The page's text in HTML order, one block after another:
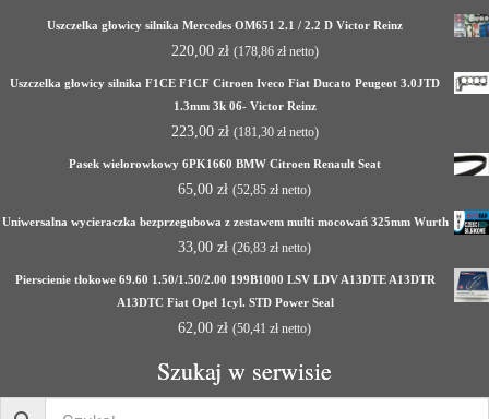
Uszczelka głowicy silnika Mercedes OM651 2.1 / 2.2 D Victor Reinz
220,00 zł (178,86 złnetto)
Uszczelka głowicy silnika F1CE F1CF Citroen Iveco Fiat Ducato Peugeot 3.0JTD
1.3mm 3k 06- Victor Reinz
223,00 zł (181,30 złnetto)
Pasek wielorowkowy 6PK1660 BMW Citroen Renault Seat
65,00 zł (52,85 zł netto)
Uniwersalna wycieraczka bezprzegubowa z zestawem multi mocowań 325mm Wurth
33,00 zł (26,83 zł netto)
Pierscienie tłokowe 69.60 1.50/1.50/2.00 199B1000 LSV LDV A13DTE A13DTR
A13DTC Fiat Opel 1cyl. STD Power Seal
62,00 zł (50,41 zł netto)
Szukaj w serwisie